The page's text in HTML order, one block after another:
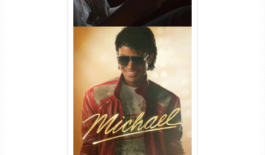
Michael Torrent (2026) WEB-
DL 1080p/4K Dual Áudio